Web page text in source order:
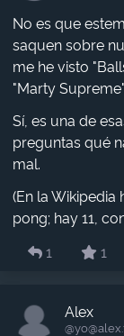
No es que
saquen sobre
me he visto
"Marty
Sí, es una de
preguntas qué
mal.
(En la
pong; hay 11,
1
1
Alex